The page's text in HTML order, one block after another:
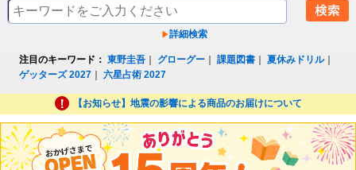
詳細検索
注目のキーワード： 東野圭吾 グローグー ｜課題図書 ｜夏休みドリル｜
ゲッターズ 2027 ｜六星占術 2027
【お知らせ】地震の影響による商品のお届けについて